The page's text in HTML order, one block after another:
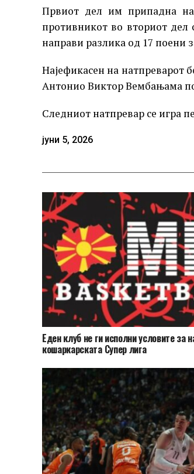
Првиот дел им припадна
противникот во вториот
направи разлика од 17 поени
Најефикасен на натпреварот
Антонио Виктор Вембањама
Следниот натпревар се игра
јуни 5, 2026
Еден клуб не ги исполни условите за
кошаркарската Супер лига